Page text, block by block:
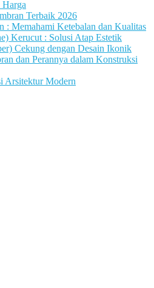
Terbaik 2026
: Memahami Ketebalan dan Kualitas
Kerucut : Solusi Atap Estetik
Cekung dengan Desain Ikonik
dan Perannya dalam Konstruksi
Arsitektur Modern